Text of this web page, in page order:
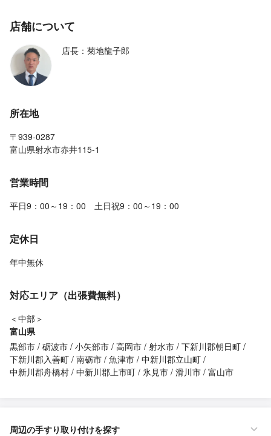
店舗について
店長：菊地龍子郎
所在地
〒939-0287
富山県射水市赤井115-1
営業時間
平日9：00～19：00 土日祝9：00～19：00
定休日
年中無休
対応エリア（出張費無料）
＜中部＞
富山県
黒部市 砺波市 小矢部市 高岡市 射水市 下新川郡朝日町
下新川郡入善町 南砺市 魚津市 中新川郡立山町
中新川郡舟橋村 中新川郡上市町 氷見市 滑川市 富山市
周辺の手すり取り付けを探す